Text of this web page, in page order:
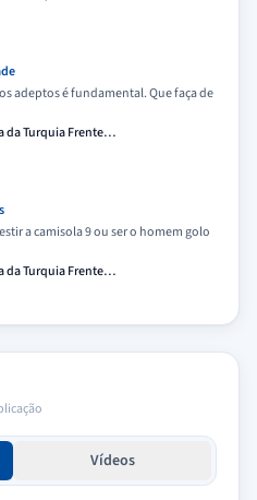
adeptos é fundamental. Que faça de
da Turquia Frente…
a camisola 9 ou ser o homem golo
da Turquia Frente…
Vídeos